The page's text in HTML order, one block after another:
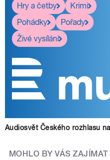
Hry a četby
Krimi
Pohádky
Pořady
Živé vysílání
Audiosvět Českého rozhlasu
MOHLO BY VÁS ZAJÍMAT